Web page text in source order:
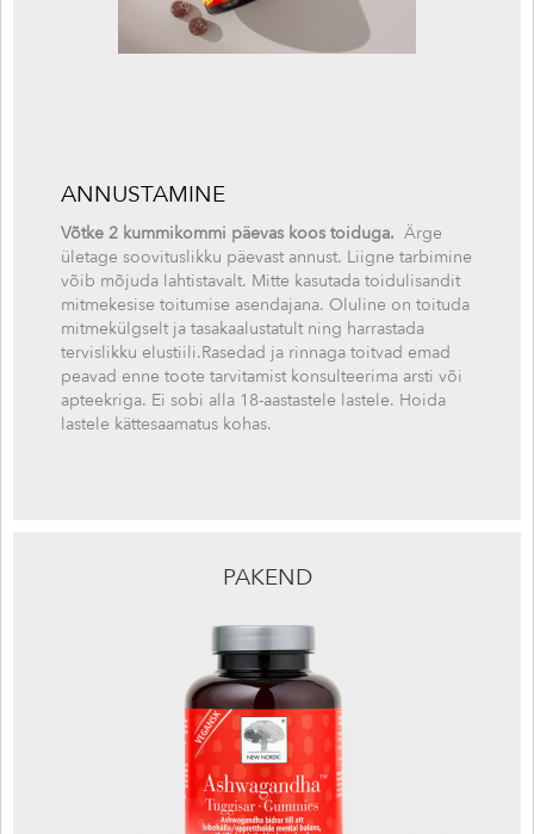
ANNUSTAMINE
Võtke 2 kummikommi päevas koos toiduga. Ärge
ületage soovituslikku päevast annust. Liigne tarbimine
võib mõjuda lahtistavalt. Mitte kasutada toidulisandit
mitmekesise toitumise asendajana. Oluline on toituda
mitmekülgselt ja tasakaalustatult ning harrastada
tervislikku elustiili.Rasedad ja rinnaga toitvad emad
peavad enne toote tarvitamist konsulteerima arsti või
apteekriga. Ei sobi alla 18-aastastele lastele. Hoida
lastele kättesaamatus kohas.
PAKEND